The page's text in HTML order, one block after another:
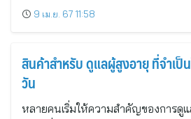
9 เม.ย. 67 11:58
สินค้าสำหรับ ดูแลผู้สูงอายุ ที่จำเป็
วัน
หลายคนเริ่มให้ความสำคัญของการดู